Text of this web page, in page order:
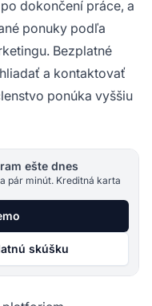
dokončení práce, a
ponuky podľa
Bezplatné
a kontaktovať
ponúka vyššiu
ešte dnes
pár minút. Kreditná karta
skúšku